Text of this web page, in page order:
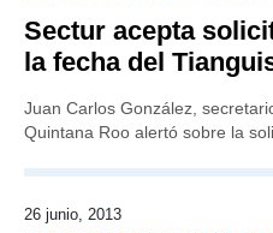
Sectur acepta
la fecha del
Juan Carlos González,
Quintana Roo alertó sobre la
26 junio, 2013